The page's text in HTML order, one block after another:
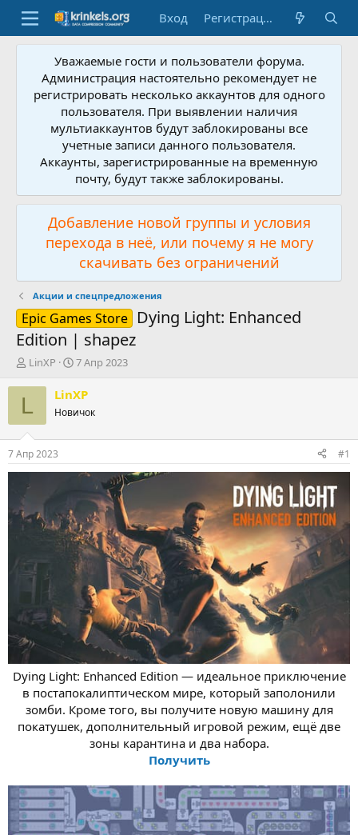
Вход Регистрация
Уважаемые гости и пользователи форума.
Администрация настоятельно рекомендует не
регистрировать несколько аккаунтов для одного
пользователя. При выявлении наличия
мультиаккаунтов будут заблокированы все
учетные записи данного пользователя.
Аккаунты, зарегистрированные на временную
почту, будут также заблокированы.
Добавление новой группы и условия
перехода в неё, или почему я не могу
скачивать без ограничений
Акции и спецпредложения
Epic Games Store
Dying Light: Enhanced
Edition | shapez
А
т
т
м
ы
LinXP
Д
т
н
а
л
7 Апр 2023
L LinXP
Новичок
7 Апр 2023 #1
Dying Light: Enhanced Edition — идеальное приключение
в постапокалиптическом мире, который заполонили
зомби. Кроме того, вы получите новую машину для
покатушек, дополнительный игровой режим, ещё две
зоны карантина и два набора.
Получить